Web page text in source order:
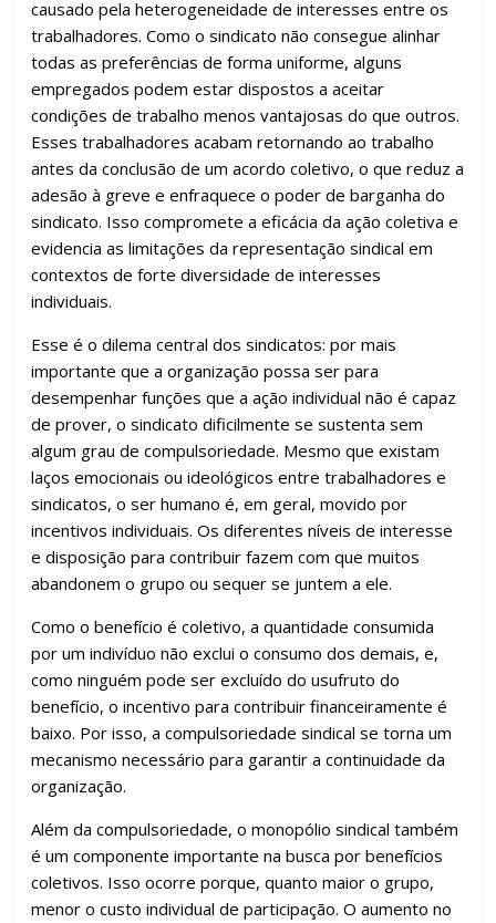
causado pela heterogeneidade de interesses entre os
trabalhadores. Como o sindicato não consegue alinhar
todas as preferências de forma uniforme, alguns
empregados podem estar dispostos a aceitar
condições de trabalho menos vantajosas do que outros.
Esses trabalhadores acabam retornando ao trabalho
antes da conclusão de um acordo coletivo, o que reduz a
adesão à greve e enfraquece o poder de barganha do
sindicato. Isso compromete a eficácia da ação coletiva e
evidencia as limitações da representação sindical em
contextos de forte diversidade de interesses
individuais.
Esse é o dilema central dos sindicatos: por mais
importante que a organização possa ser para
desempenhar funções que a ação individual não é capaz
de prover, o sindicato dificilmente se sustenta sem
algum grau de compulsoriedade. Mesmo que existam
laços emocionais ou ideológicos entre trabalhadores e
sindicatos, o ser humano é, em geral, movido por
incentivos individuais. Os diferentes níveis de interesse
e disposição para contribuir fazem com que muitos
abandonem o grupo ou sequer se juntem a ele.
Como o benefício é coletivo, a quantidade consumida
por um indivíduo não exclui o consumo dos demais, e,
como ninguém pode ser excluído do usufruto do
benefício, o incentivo para contribuir financeiramente é
baixo. Por isso, a compulsoriedade sindical se torna um
mecanismo necessário para garantir a continuidade da
organização.
Além da compulsoriedade, o monopólio sindical também
é um componente importante na busca por benefícios
coletivos. Isso ocorre porque, quanto maior o grupo,
menor o custo individual de participação. O aumento no